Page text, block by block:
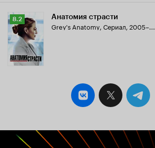
Рейтинг
Кинопоиска
8.2
8.2 Анатомия страсти
Grey's Anatomy, Сериал, 2005–...